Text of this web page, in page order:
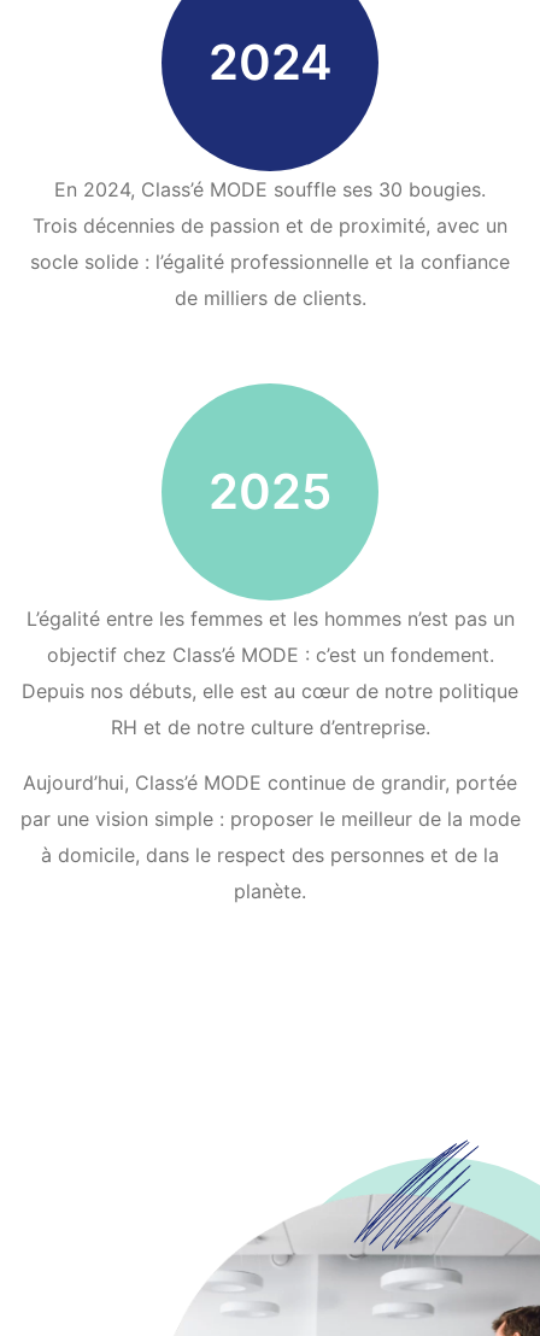
2024
En 2024, Class’é MODE souffle ses 30 bougies.
Trois décennies de passion et de proximité, avec un
socle solide : l’égalité professionnelle et la confiance
de milliers de clients.
L’égalité entre les femmes et les hommes n’est pas un
objectif chez Class’é MODE : c’est un fondement.
Depuis nos débuts, elle est au cœur de notre politique
RH et de notre culture d’entreprise.
Aujourd’hui, Class’é MODE continue de grandir, portée
par une vision simple : proposer le meilleur de la mode
à domicile, dans le respect des personnes et de la
planète.
2025